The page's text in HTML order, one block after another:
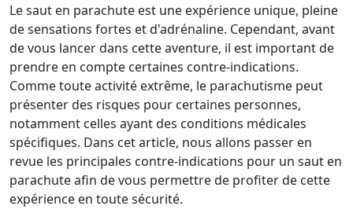
Le saut en parachute est une expérience unique, pleine
de sensations fortes et d'adrénaline. Cependant, avant
de vous lancer dans cette aventure, il est important de
prendre en compte certaines contre-indications.
Comme toute activité extrême, le parachutisme peut
présenter des risques pour certaines personnes,
notamment celles ayant des conditions médicales
spécifiques. Dans cet article, nous allons passer en
revue les principales contre-indications pour un saut en
parachute afin de vous permettre de profiter de cette
expérience en toute sécurité.